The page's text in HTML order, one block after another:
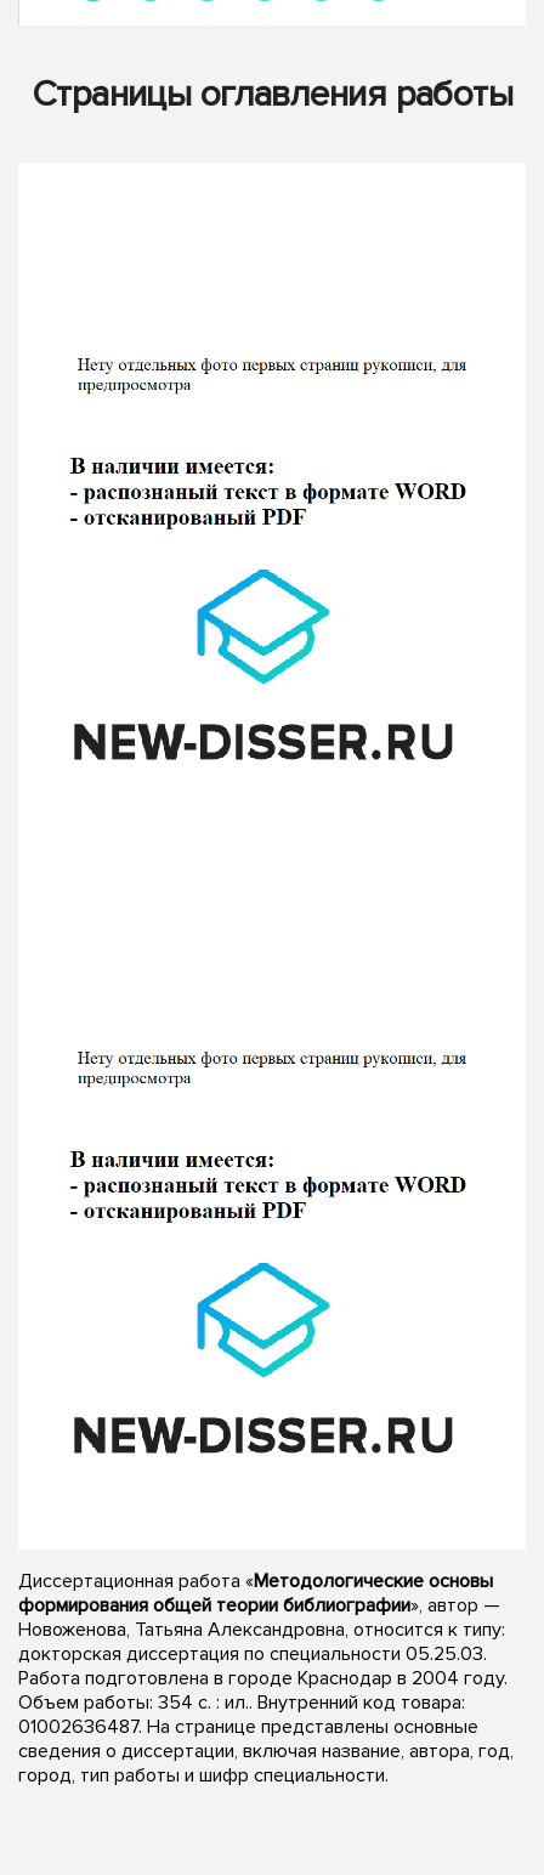
Страницы оглавления работы
Диссертационная работа «Методологические основы
формирования общей теории библиографии», автор —
Новоженова, Татьяна Александровна, относится к типу:
докторская диссертация по специальности 05.25.03.
Работа подготовлена в городе Краснодар в 2004 году.
Объем работы: 354 с. : ил.. Внутренний код товара:
01002636487. На странице представлены основные
сведения о диссертации, включая название, автора, год,
город, тип работы и шифр специальности.